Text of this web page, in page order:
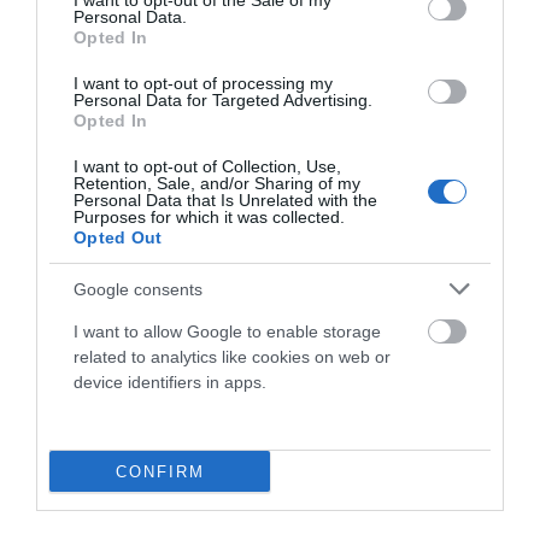
Personal Data.
Opted In
I want to opt-out of processing my
Personal Data for Targeted Advertising.
Opted In
I want to opt-out of Collection, Use,
Retention, Sale, and/or Sharing of my
Personal Data that Is Unrelated with the
Purposes for which it was collected.
Opted Out
Google consents
I want to allow Google to enable storage
related to analytics like cookies on web or
device identifiers in apps.
CONFIRM
Leer Más
Mondraker lanza la tercera generación de la Level, una
e-Enduro que lo tiene todo: más recorrido, más